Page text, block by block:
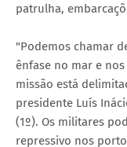
patrulha,
"Podemos chamar
ênfase no mar e
missão está
presidente Luís
(1º). Os militares
repressivo nos